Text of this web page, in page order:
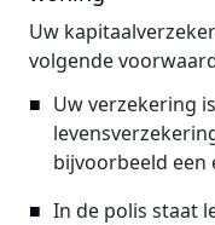
Uw
volgende
Uw verzekering
bijvoorbeeld een
In de polis staat